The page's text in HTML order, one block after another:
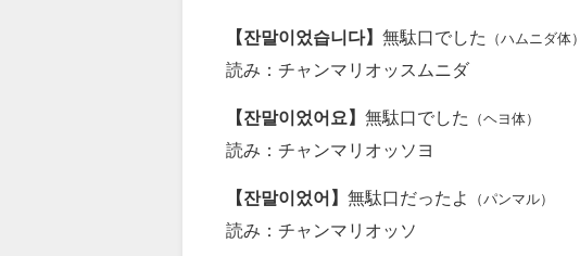
【잔말이었습니다】 無駄口でした （ハムニダ体）
読み：チャンマリオッスムニダ
【잔말이었어요】 無駄口でした （ヘヨ体）
読み：チャンマリオッソヨ
【잔말이었어】 無駄口だったよ （パンマル）
読み：チャンマリオッソ